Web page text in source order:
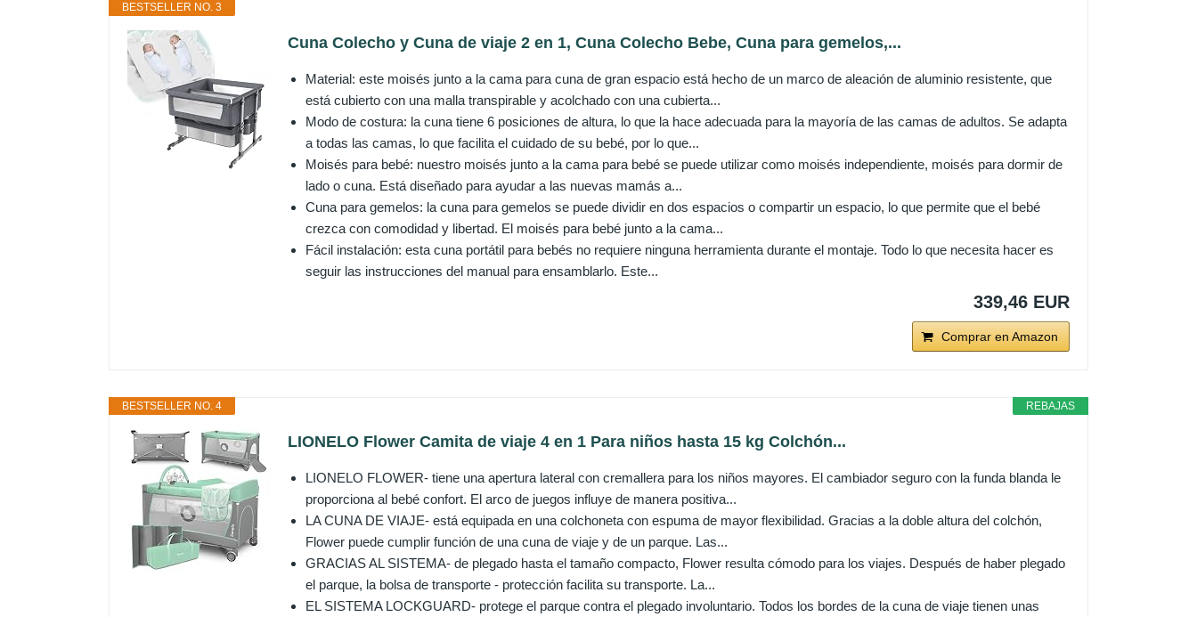
BESTSELLER NO. 3
Cuna Colecho y Cuna de viaje 2 en 1, Cuna Colecho Bebe, Cuna para gemelos,...
Material: este moisés junto a la cama para cuna de gran espacio está hecho de un marco de aleación de aluminio resistente, que
está cubierto con una malla transpirable y acolchado con una cubierta...
Modo de costura: la cuna tiene 6 posiciones de altura, lo que la hace adecuada para la mayoría de las camas de adultos. Se adapta
a todas las camas, lo que facilita el cuidado de su bebé, por lo que...
Moisés para bebé: nuestro moisés junto a la cama para bebé se puede utilizar como moisés independiente, moisés para dormir de
lado o cuna. Está diseñado para ayudar a las nuevas mamás a...
Cuna para gemelos: la cuna para gemelos se puede dividir en dos espacios o compartir un espacio, lo que permite que el bebé
crezca con comodidad y libertad. El moisés para bebé junto a la cama...
Fácil instalación: esta cuna portátil para bebés no requiere ninguna herramienta durante el montaje. Todo lo que necesita hacer es
seguir las instrucciones del manual para ensamblarlo. Este...
339,46 EUR
Comprar en Amazon
REBAJAS
BESTSELLER NO. 4
LIONELO Flower Camita de viaje 4 en 1 Para niños hasta 15 kg Colchón...
LIONELO FLOWER- tiene una apertura lateral con cremallera para los niños mayores. El cambiador seguro con la funda blanda le
proporciona al bebé confort. El arco de juegos influye de manera positiva...
LA CUNA DE VIAJE- está equipada en una colchoneta con espuma de mayor flexibilidad. Gracias a la doble altura del colchón,
Flower puede cumplir función de una cuna de viaje y de un parque. Las...
GRACIAS AL SISTEMA- de plegado hasta el tamaño compacto, Flower resulta cómodo para los viajes. Después de haber plegado
el parque, la bolsa de transporte - protección facilita su transporte. La...
EL SISTEMA LOCKGUARD- protege el parque contra el plegado involuntario. Todos los bordes de la cuna de viaje tienen unas